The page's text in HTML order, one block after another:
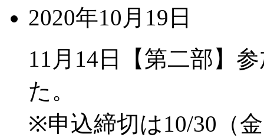
2020年10月19日
11月14日【第二部】
た。
※申込締切は10/30（